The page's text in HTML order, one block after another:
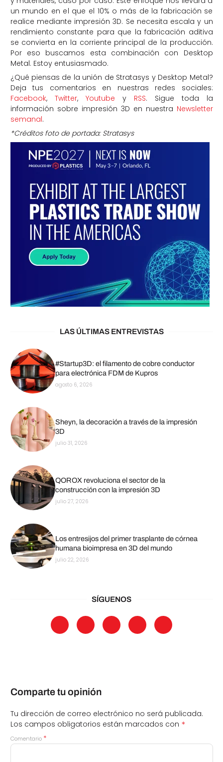
un mundo en el que el 10% o más de la fabricación se
realice mediante impresión 3D. Se necesita escala y un
rendimiento constante para que la fabricación aditiva
se convierta en la corriente principal de la producción.
Por eso buscamos esta combinación con Desktop
Metal. Estoy entusiasmado.
¿Qué piensas de la unión de Stratasys y Desktop Metal?
Deja tus comentarios en nuestras redes sociales:
Facebook, Twitter, Youtube y RSS. Sigue toda la
información sobre impresión 3D en nuestra Newsletter
semanal.
*Créditos foto de portada: Stratasys
LAS ÚLTIMAS ENTREVISTAS
#Startup3D: el filamento de cobre conductor
para electrónica FDM de Kupros
agosto 6, 2026
Sheyn, la decoración a través de la impresión
3D
julio 31, 2026
QOROX revoluciona el sector de la
construcción con la impresión 3D
julio 27, 2026
Los entresijos del primer trasplante de córnea
humana bioimpresa en 3D del mundo
julio 22, 2026
SÍGUENOS
Comparte tu opinión
Tu dirección de correo electrónico no será publicada.
Los campos obligatorios están marcados con *
Comentario *